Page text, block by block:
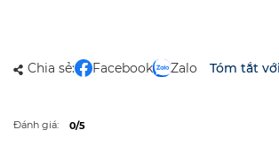
Chia sẻ: Facebook Zalo Tóm tắt
Đánh giá: 0/5